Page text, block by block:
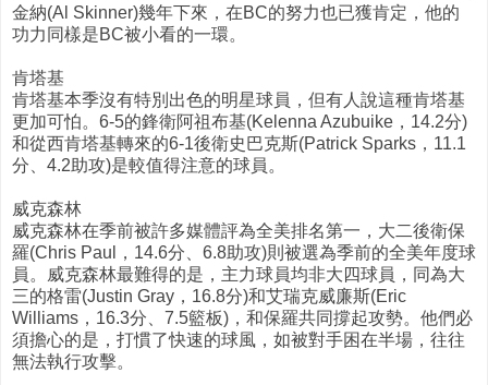
金納(Al Skinner)幾年下來，在BC的努力也已獲肯定，他的
功力同樣是BC被小看的一環。
肯塔基
肯塔基本季沒有特別出色的明星球員，但有人說這種肯塔基
更加可怕。6-5的鋒衛阿祖布基(Kelenna Azubuike，14.2分)
和從西肯塔基轉來的6-1後衛史巴克斯(Patrick Sparks，11.1
分、4.2助攻)是較值得注意的球員。
威克森林
威克森林在季前被許多媒體評為全美排名第一，大二後衛保
羅(Chris Paul，14.6分、6.8助攻)則被選為季前的全美年度球
員。威克森林最難得的是，主力球員均非大四球員，同為大
三的格雷(Justin Gray，16.8分)和艾瑞克威廉斯(Eric
Williams，16.3分、7.5籃板)，和保羅共同撐起攻勢。他們必
須擔心的是，打慣了快速的球風，如被對手困在半場，往往
無法執行攻擊。